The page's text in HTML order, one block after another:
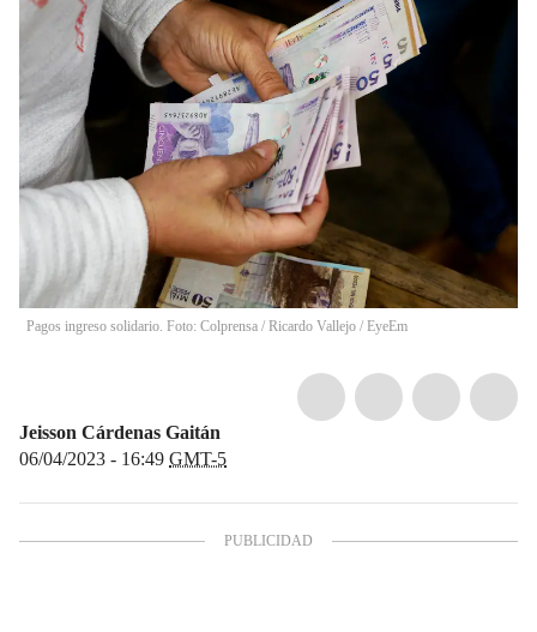
Pagos ingreso solidario. Foto: Colprensa / Ricardo Vallejo / EyeEm
Jeisson Cárdenas Gaitán
06/04/2023 - 16:49 GMT-5